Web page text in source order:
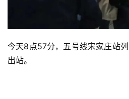
今天8点57分，五号线宋家庄站
出站。